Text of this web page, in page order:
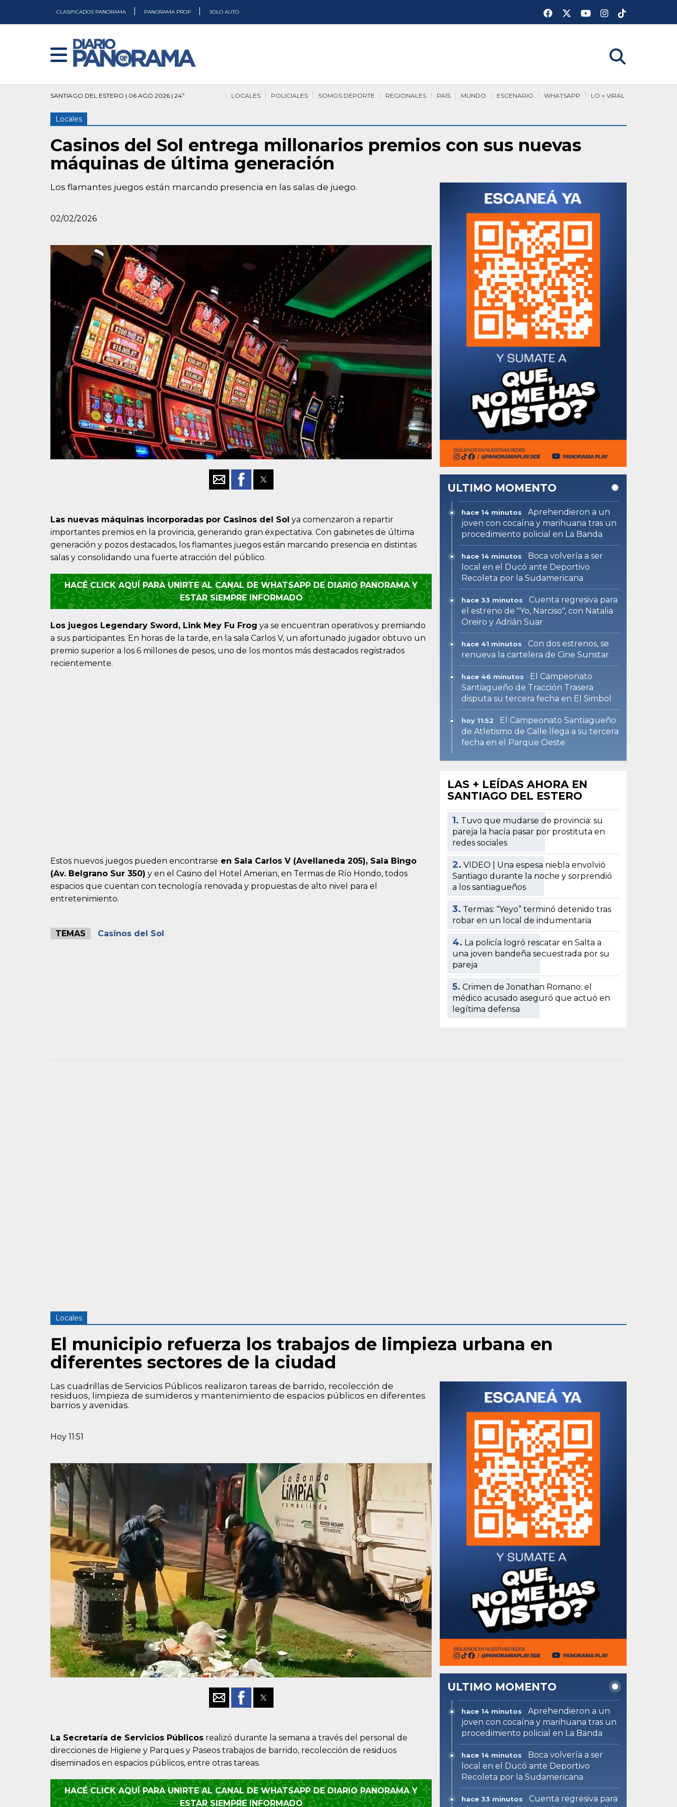
CLASIFICADOS PANORAMA PANORAMA PROP SOLO AUTO
SANTIAGO DEL ESTERO | 06 AGO 2026 | 24º LO + VIRAL
WHATSAPP
ESCENARIO
MUNDO
PAÍS
REGIONALES
SOMOS DEPORTE
POLICIALES
LOCALES
Locales
Casinos del Sol entrega millonarios premios con sus nuevas
máquinas de última generación
Los flamantes juegos están marcando presencia en las salas de juego.
02/02/2026
Las nuevas máquinas incorporadas por Casinos del Sol ya comenzaron a repartir
importantes premios en la provincia, generando gran expectativa. Con gabinetes de última
generación y pozos destacados, los flamantes juegos están marcando presencia en distintas
salas y consolidando una fuerte atracción del público.
HACÉ CLICK AQUÍ PARA UNIRTE AL CANAL DE WHATSAPP DE DIARIO PANORAMA Y
ESTAR SIEMPRE INFORMADO
Los juegos Legendary Sword, Link Mey Fu Frog ya se encuentran operativos y premiando
a sus participantes. En horas de la tarde, en la sala Carlos V, un afortunado jugador obtuvo un
premio superior a los 6 millones de pesos, uno de los montos más destacados registrados
recientemente.
Estos nuevos juegos pueden encontrarse en Sala Carlos V (Avellaneda 205), Sala Bingo
(Av. Belgrano Sur 350) y en el Casino del Hotel Amerian, en Termas de Río Hondo, todos
espacios que cuentan con tecnología renovada y propuestas de alto nivel para el
entretenimiento.
TEMAS Casinos del Sol
ULTIMO MOMENTO
hace 14 minutos
Aprehendieron a un
joven con cocaína y marihuana tras un
procedimiento policial en La Banda
hace 14 minutos
Boca volvería a ser
local en el Ducó ante Deportivo
Recoleta por la Sudamericana
hace 33 minutos
Cuenta regresiva para
el estreno de "Yo, Narciso", con Natalia
Oreiro y Adrián Suar
hace 41 minutos
Con dos estrenos, se
renueva la cartelera de Cine Sunstar
hace 46 minutos
El Campeonato
Santiagueño de Tracción Trasera
disputa su tercera fecha en El Simbol
hoy 11:52
El Campeonato Santiagueño
de Atletismo de Calle llega a su tercera
fecha en el Parque Oeste
LAS + LEÍDAS AHORA EN
SANTIAGO DEL ESTERO
1. Tuvo que mudarse de provincia: su
pareja la hacía pasar por prostituta en
redes sociales
2. VIDEO | Una espesa niebla envolvió
Santiago durante la noche y sorprendió
a los santiagueños
3. Termas: “Yeyo” terminó detenido tras
robar en un local de indumentaria
4. La policía logró rescatar en Salta a
una joven bandeña secuestrada por su
pareja
5. Crimen de Jonathan Romano: el
médico acusado aseguró que actuó en
legítima defensa